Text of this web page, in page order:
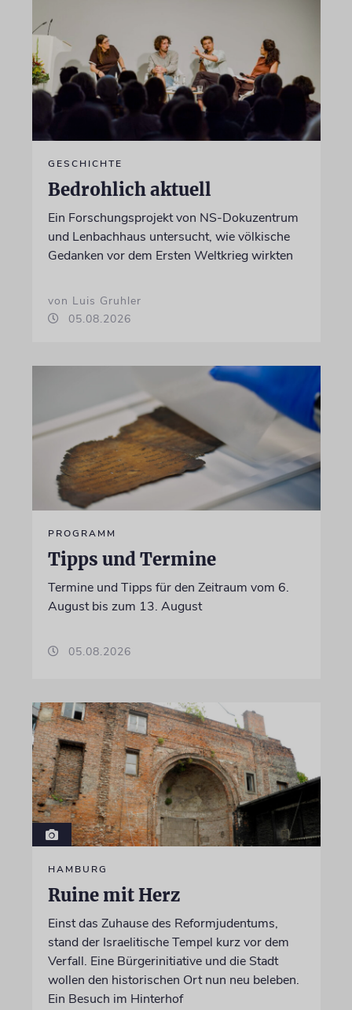
GESCHICHTE
Bedrohlich aktuell
Ein Forschungsprojekt von NS-Dokuzentrum
und Lenbachhaus untersucht, wie völkische
Gedanken vor dem Ersten Weltkrieg wirkten
von Luis Gruhler
05.08.2026
PROGRAMM
Tipps und Termine
Termine und Tipps für den Zeitraum vom 6.
August bis zum 13. August
05.08.2026
HAMBURG
Ruine mit Herz
Einst das Zuhause des Reformjudentums,
stand der Israelitische Tempel kurz vor dem
Verfall. Eine Bürgerinitiative und die Stadt
wollen den historischen Ort nun neu beleben.
Ein Besuch im Hinterhof